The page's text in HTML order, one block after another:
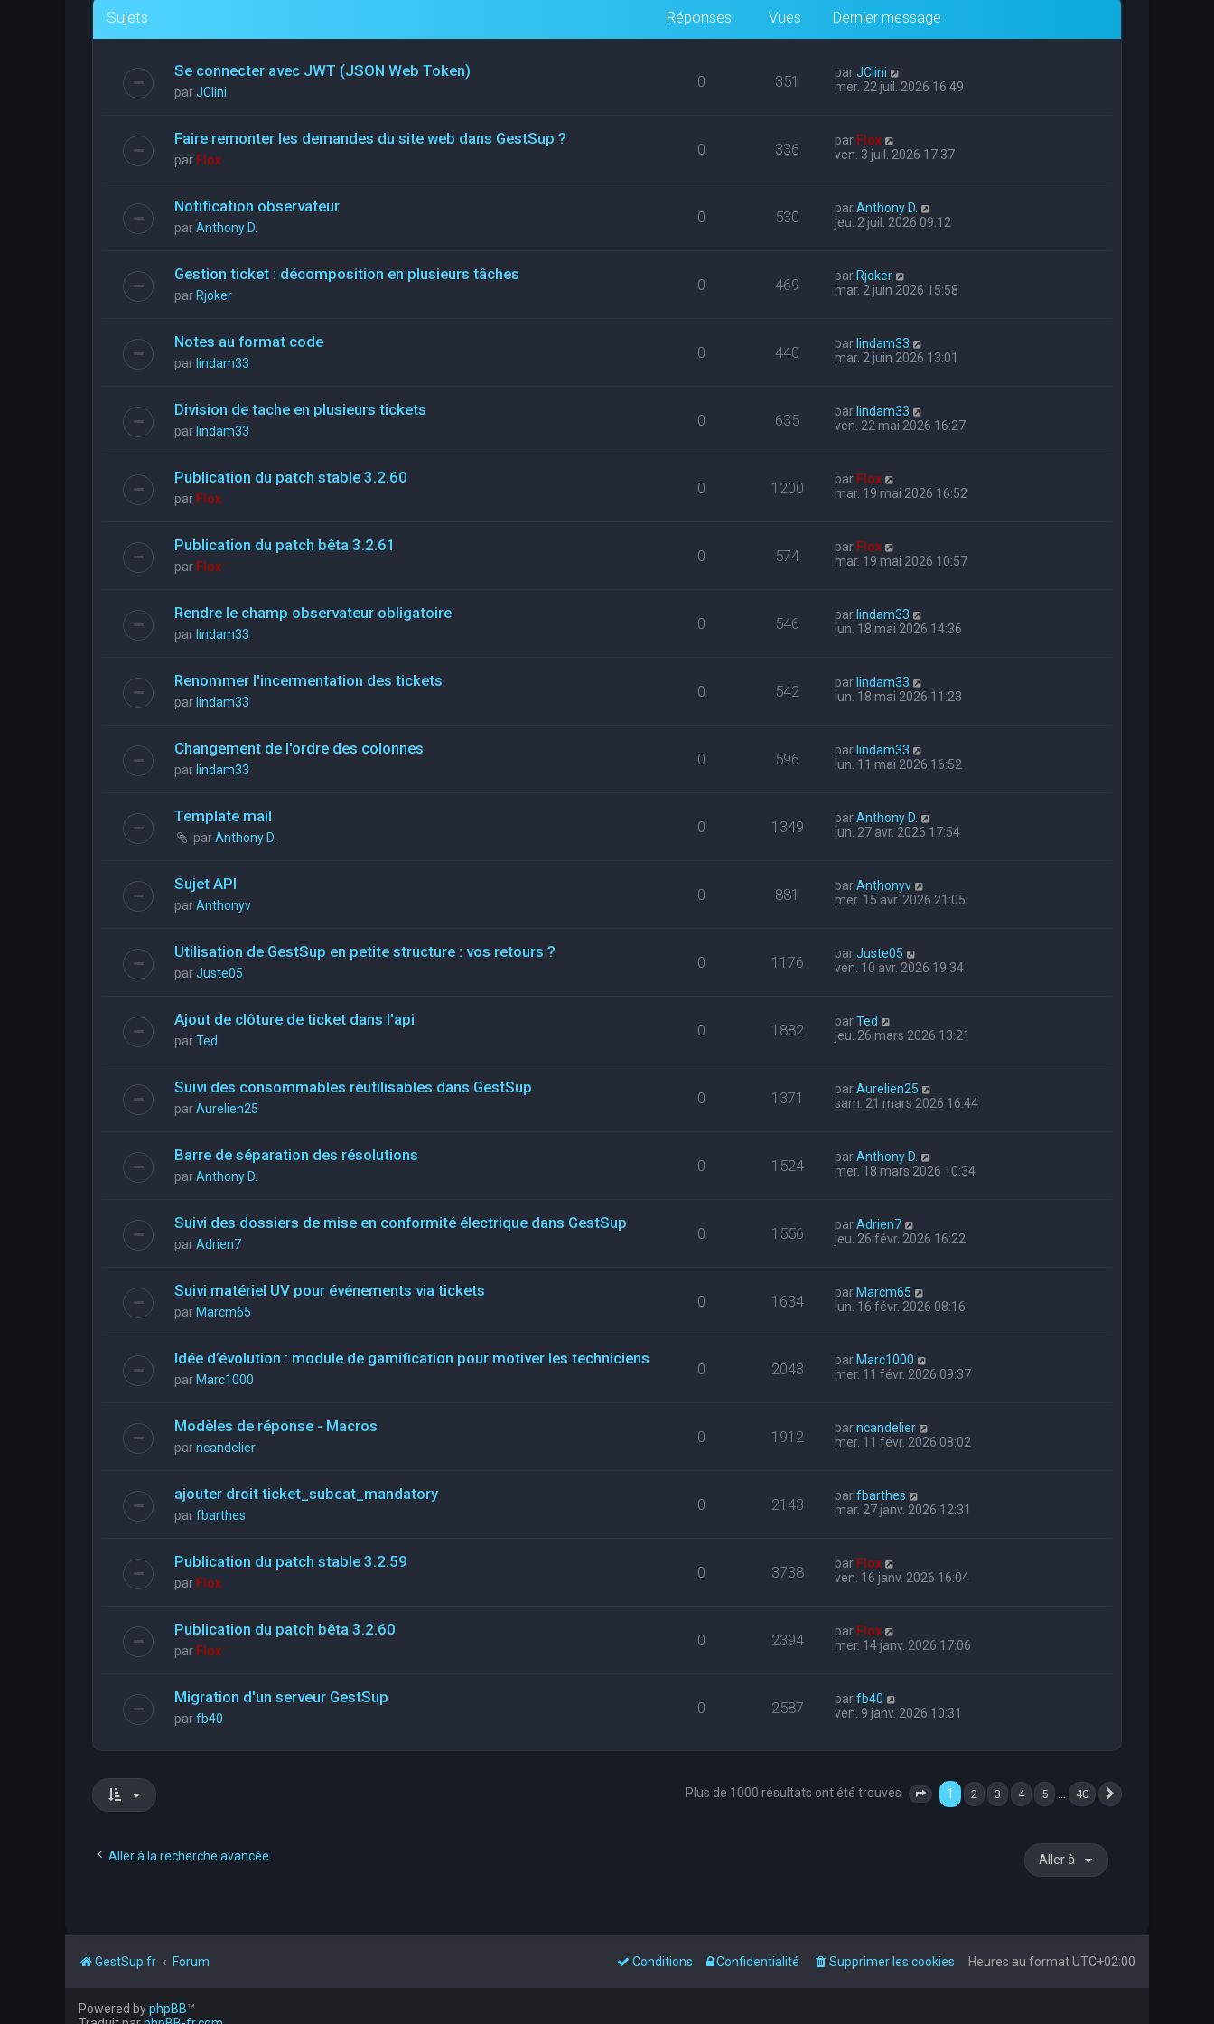
Sujets Réponses Vues Dernier message
Se connecter avec JWT (JSON Web Token)
parJClini
0 351 parJClini
mer. 22 juil. 2026 16:49
Faire remonter les demandes du site web dans GestSup ?
par Flox
0 336 par Flox
ven. 3 juil. 2026 17:37
Notification observateur
parAnthony D.
0 530 parAnthony D.
jeu. 2 juil. 2026 09:12
Gestion ticket : décomposition en plusieurs tâches
parRjoker
0 469 parRjoker
mar. 2 juin 2026 15:58
Notes au format code
parlindam33
0 440 parlindam33
mar. 2 juin 2026 13:01
Division de tache en plusieurs tickets
parlindam33
0 635 parlindam33
ven. 22 mai 2026 16:27
Publication du patch stable 3.2.60
par Flox
0 1200 par Flox
mar. 19 mai 2026 16:52
Publication du patch bêta 3.2.61
par Flox
0 574 par Flox
mar. 19 mai 2026 10:57
Rendre le champ observateur obligatoire
parlindam33
0 546 parlindam33
lun. 18 mai 2026 14:36
Renommer l'incermentation des tickets
parlindam33
0 542 parlindam33
lun. 18 mai 2026 11:23
Changement de l'ordre des colonnes
parlindam33
0 596 parlindam33
lun. 11 mai 2026 16:52
Template mail
parAnthony D.
0 1349 parAnthony D.
lun. 27 avr. 2026 17:54
Sujet API
parAnthonyv
0 881 parAnthonyv
mer. 15 avr. 2026 21:05
Utilisation de GestSup en petite structure : vos retours ?
parJuste05
0 1176 parJuste05
ven. 10 avr. 2026 19:34
Ajout de clôture de ticket dans l'api
parTed
0 1882 parTed
jeu. 26 mars 2026 13:21
Suivi des consommables réutilisables dans GestSup
parAurelien25
0 1371 parAurelien25
sam. 21 mars 2026 16:44
Barre de séparation des résolutions
parAnthony D.
0 1524 parAnthony D.
mer. 18 mars 2026 10:34
Suivi des dossiers de mise en conformité électrique dans GestSup
parAdrien7
0 1556 parAdrien7
jeu. 26 févr. 2026 16:22
Suivi matériel UV pour événements via tickets
parMarcm65
0 1634 parMarcm65
lun. 16 févr. 2026 08:16
Idée d’évolution : module de gamification pour motiver les techniciens
parMarc1000
0 2043 parMarc1000
mer. 11 févr. 2026 09:37
Modèles de réponse - Macros
parncandelier
0 1912 parncandelier
mer. 11 févr. 2026 08:02
ajouter droit ticket_subcat_mandatory
parfbarthes
0 2143 parfbarthes
mar. 27 janv. 2026 12:31
Publication du patch stable 3.2.59
par Flox
0 3738 par Flox
ven. 16 janv. 2026 16:04
Publication du patch bêta 3.2.60
par Flox
0 2394 par Flox
mer. 14 janv. 2026 17:06
Migration d'un serveur GestSup
parfb40
0 2587 parfb40
ven. 9 janv. 2026 10:31
Plus de 1000 résultats ont été trouvés Page 1 sur 40
1 2 3 4 5 40
Aller à la recherche avancée Aller à
GestSup.fr Forum Heures au formatUTC+02:00
Supprimer les cookies
Confidentialité
Conditions
Powered byphpBB™